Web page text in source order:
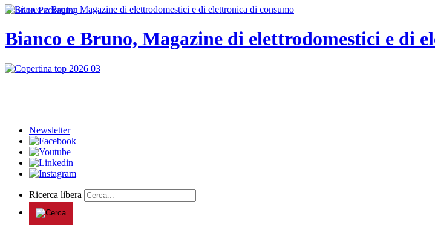
Bianco e Bruno, Magazine di elettrodomestici e di
Newsletter
Ricerca libera